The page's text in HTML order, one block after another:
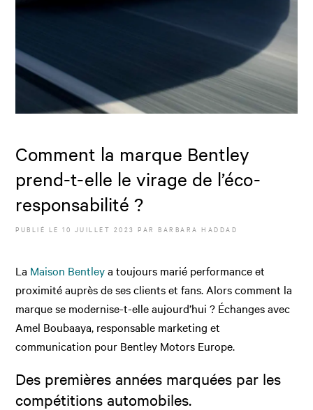
Comment la marque Bentley
prend-t-elle le virage de l’éco-
responsabilité ?
PUBLIÉ LE10 JUILLET 2023 PARBARBARA HADDAD
La Maison Bentleya toujours marié performance et
proximité auprès de ses clients et fans. Alors comment la
marque se modernise-t-elle aujourd’hui ? Échanges avec
Amel Boubaaya, responsable marketing et
communication pour Bentley Motors Europe.
Des premières années marquées par les
compétitions automobiles.